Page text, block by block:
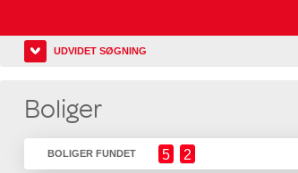
UDVIDET SØGNING
Boliger
BOLIGER FUNDET 5 2